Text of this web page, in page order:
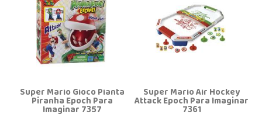
Super Mario Gioco Pianta
Piranha Epoch Para
Imaginar 7357
Super Mario Air Hockey
Attack Epoch Para Imaginar
7361